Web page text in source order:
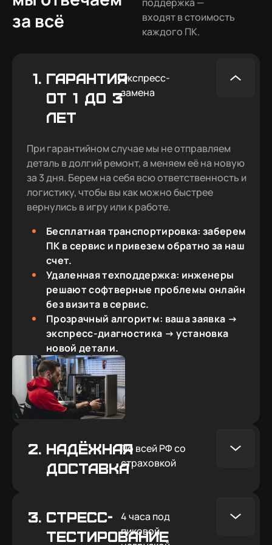
за всё
входят в стоимость
каждого ПК.
1. ГАРАНТИЯ
ОТ 1 ДО 3
ЛЕТ
Экспресс-
замена
При гарантийном случае мы не отправляем
деталь в долгий ремонт, а меняем её на новую
за 3 дня. Берем на себя всю ответственность и
логистику, чтобы вы как можно быстрее
вернулись в игру или к работе.
Бесплатная транспортировка: заберем
ПК в сервис и привезем обратно за наш
счет.
Удаленная техподдержка: инженеры
решают софтверные проблемы онлайн
без визита в сервис.
Прозрачный алгоритм: ваша заявка →
экспресс-диагностика → установка
новой детали.
2. Надёжная
доставка
По всей РФ со
страховкой
3. СТРЕСС-
ТЕСТИРОВАНИЕ
4 часа под
пиковой